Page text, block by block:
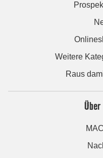
Weitere
Raus
Über